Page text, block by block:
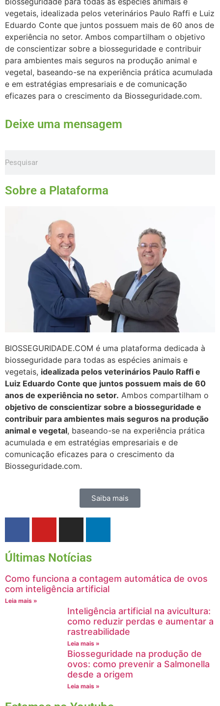
vegetais, idealizada pelos veterinários Paulo Raffi e Luiz
Eduardo Conte que juntos possuem mais de 60 anos de
experiência no setor. Ambos compartilham o objetivo
de conscientizar sobre a biosseguridade e contribuir
para ambientes mais seguros na produção animal e
vegetal, baseando-se na experiência prática acumulada
e em estratégias empresariais e de comunicação
eficazes para o crescimento da Biosseguridade.com.
Deixe uma mensagem
Sobre a Plataforma
BIOSSEGURIDADE.COM é uma plataforma dedicada à
biosseguridade para todas as espécies animais e
vegetais, idealizada pelos veterinários Paulo Raffi e
Luiz Eduardo Conte que juntos possuem mais de 60
anos de experiência no setor. Ambos compartilham o
objetivo de conscientizar sobre a biosseguridade e
contribuir para ambientes mais seguros na produção
animal e vegetal, baseando-se na experiência prática
acumulada e em estratégias empresariais e de
comunicação eficazes para o crescimento da
Biosseguridade.com.
Saiba mais
Últimas Notícias
Como funciona a contagem automática de ovos
com inteligência artificial
Leia mais »
Inteligência artificial na avicultura:
como reduzir perdas e aumentar a
rastreabilidade
Leia mais »
Biosseguridade na produção de
ovos: como prevenir a Salmonella
desde a origem
Leia mais »